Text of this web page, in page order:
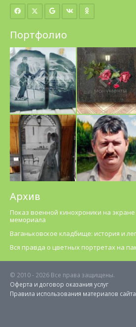
Портфолио
Архив
Показ военной кинохроники на экране
мемориала
Ваганьковское кладбище: история и
Вся правда о цветных портретах на
© 2010 - 2026 Все права защищены.
Оферта и договор оказания услуг
Правила использования материалов